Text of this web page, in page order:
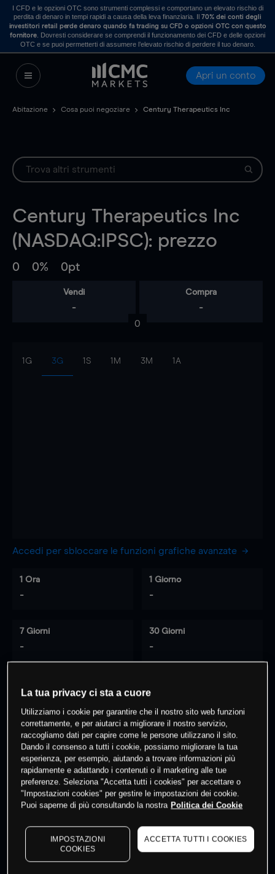
I CFD e le opzioni OTC sono strumenti complessi e comportano un elevato rischio di
perdita di denaro in tempi rapidi a causa della leva finanziaria. Il70% dei conti degli
investitori retail perde denaro quando fa trading su CFD o opzioni OTC con questo
fornitore . Dovresti considerare se comprendi il funzionamento dei CFD e delle opzioni
OTC e se puoi permetterti di assumere l’elevato rischio di perdere il tuo denaro.
Apri un conto
Abitazione Cosa puoi negoziare Century Therapeutics Inc
Century Therapeutics Inc
(NASDAQ:IPSC): prezzo
0 0% 0pt
Vendi
-
Compra
-
0
1G 3G 1S 1M 3M 1A
Accedi per sbloccare le funzioni grafiche avanzate
1 Ora
-
1 Giorno
-
7 Giorni
-
30 Giorni
-
0 % dei clienti hanno posizioni
questo prodotto
Fai trading
I prezzi sono solo indicativi. Accediper vedere gli ultimi
dati di mercato
to see latest market data
La tua privacy ci sta a cuore
Utilizziamo i cookie per garantire che il nostro sito web funzioni
correttamente, e per aiutarci a migliorare il nostro servizio,
raccogliamo dati per capire come le persone utilizzano il sito.
Dando il consenso a tutti i cookie, possiamo migliorare la tua
esperienza, per esempio, aiutando a trovare informazioni più
rapidamente e adattando i contenuti o il marketing alle tue
preferenze. Seleziona "Accetta tutti i cookies" per accettare o
"Impostazioni cookies" per gestire le impostazioni dei cookie.
Puoi saperne di più consultando la nostra Politica dei Cookie
IMPOSTAZIONI
COOKIES
ACCETTA TUTTI I COOKIES